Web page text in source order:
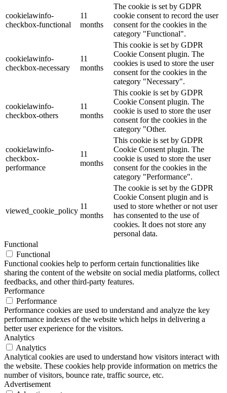
cookielawinfo-
checkbox-functional
11
months
The cookie is set by GDPR
cookie consent to record the user
consent for the cookies in the
category "Functional".
cookielawinfo-
checkbox-necessary
11
months
This cookie is set by GDPR
Cookie Consent plugin. The
cookies is used to store the user
consent for the cookies in the
category "Necessary".
cookielawinfo-
checkbox-others
11
months
This cookie is set by GDPR
Cookie Consent plugin. The
cookie is used to store the user
consent for the cookies in the
category "Other.
cookielawinfo-
checkbox-
performance
11
months
This cookie is set by GDPR
Cookie Consent plugin. The
cookie is used to store the user
consent for the cookies in the
category "Performance".
viewed_cookie_policy
11
months
The cookie is set by the GDPR
Cookie Consent plugin and is
used to store whether or not user
has consented to the use of
cookies. It does not store any
personal data.
Functional
Functional
Functional cookies help to perform certain functionalities like
sharing the content of the website on social media platforms, collect
feedbacks, and other third-party features.
Performance
Performance
Performance cookies are used to understand and analyze the key
performance indexes of the website which helps in delivering a
better user experience for the visitors.
Analytics
Analytics
Analytical cookies are used to understand how visitors interact with
the website. These cookies help provide information on metrics the
number of visitors, bounce rate, traffic source, etc.
Advertisement